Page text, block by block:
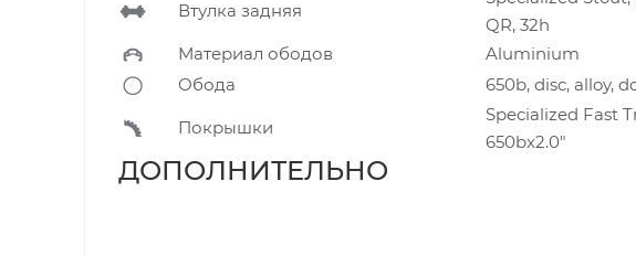
Втулка задняя
QR, 32h
Материал ободов
Aluminium
Обода
650b, disc, alloy,
Покрышки
Specialized Fast
650bx2.0"
ДОПОЛНИТЕЛЬНО